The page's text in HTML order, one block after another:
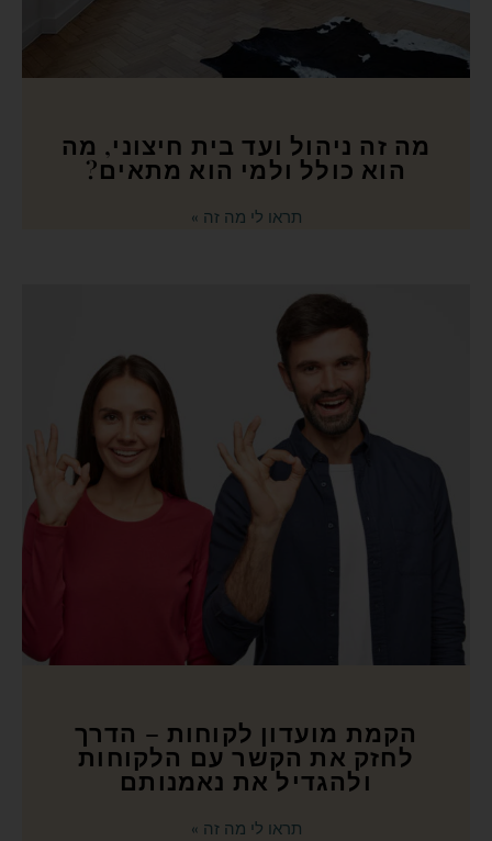
מה זה ניהול ועד בית חיצוני, מה
הוא כולל ולמי הוא מתאים?
תראו לי מה זה »
הקמת מועדון לקוחות – הדרך
לחזק את הקשר עם הלקוחות
ולהגדיל את נאמנותם
תראו לי מה זה »